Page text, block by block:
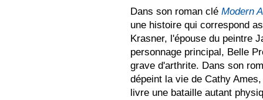
Dans son roman clé Modern
une histoire qui correspond
Krasner, l'épouse du peintre
personnage principal, Belle
grave d'arthrite. Dans son
dépeint la vie de Cathy
livre une bataille autant